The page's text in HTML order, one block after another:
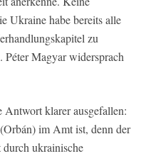
Ukraine habe bereits alle
zu
Péter Magyar widersprach
Antwort klarer ausgefallen:
im Amt ist, denn der
ukrainische